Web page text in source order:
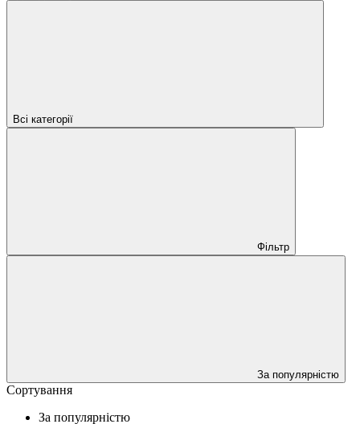
Всі категорії
Фільтр
За популярністю
Сортування
За популярністю